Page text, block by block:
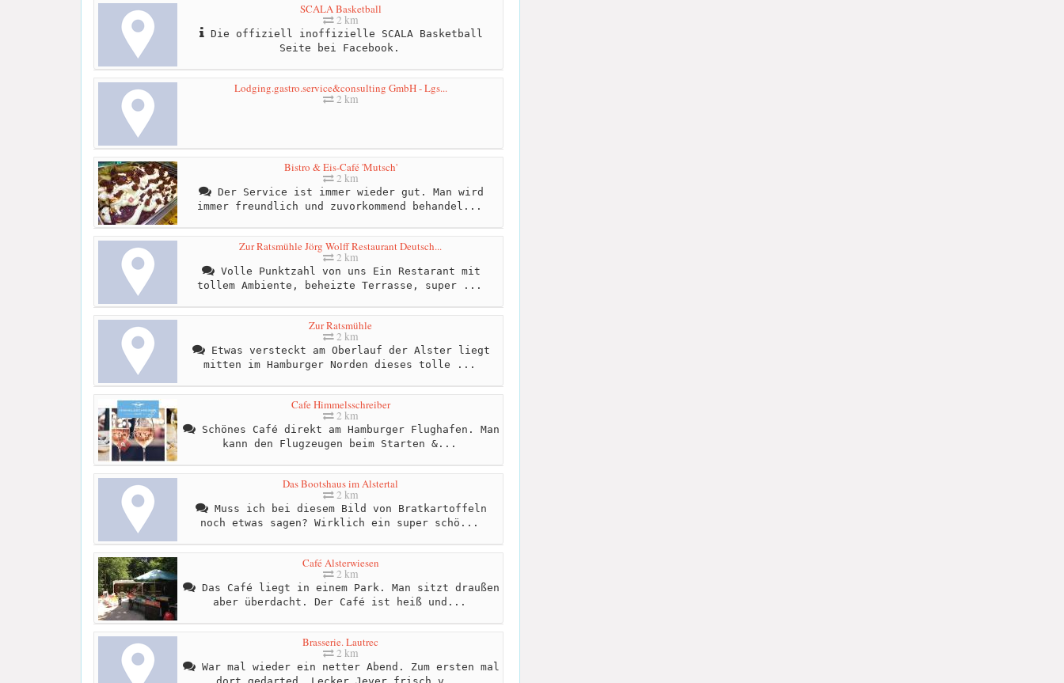
SCALA Basketball
2 km
Die offiziell inoffizielle SCALA Basketball
Seite bei Facebook.
Lodging.gastro.service&consulting GmbH - Lgs...
2 km
Bistro & Eis-Café 'Mutsch'
2 km
Der Service ist immer wieder gut. Man wird
immer freundlich und zuvorkommend behandel...
Zur Ratsmühle Jörg Wolff Restaurant Deutsch...
2 km
Volle Punktzahl von uns Ein Restarant mit
tollem Ambiente, beheizte Terrasse, super ...
Zur Ratsmühle
2 km
Etwas versteckt am Oberlauf der Alster liegt
mitten im Hamburger Norden dieses tolle ...
Cafe Himmelsschreiber
2 km
Schönes Café direkt am Hamburger Flughafen. Man
kann den Flugzeugen beim Starten &...
Das Bootshaus im Alstertal
2 km
Muss ich bei diesem Bild von Bratkartoffeln
noch etwas sagen? Wirklich ein super schö...
Café Alsterwiesen
2 km
Das Café liegt in einem Park. Man sitzt draußen
aber überdacht. Der Café ist heiß und...
Brasserie. Lautrec
2 km
War mal wieder ein netter Abend. Zum ersten mal